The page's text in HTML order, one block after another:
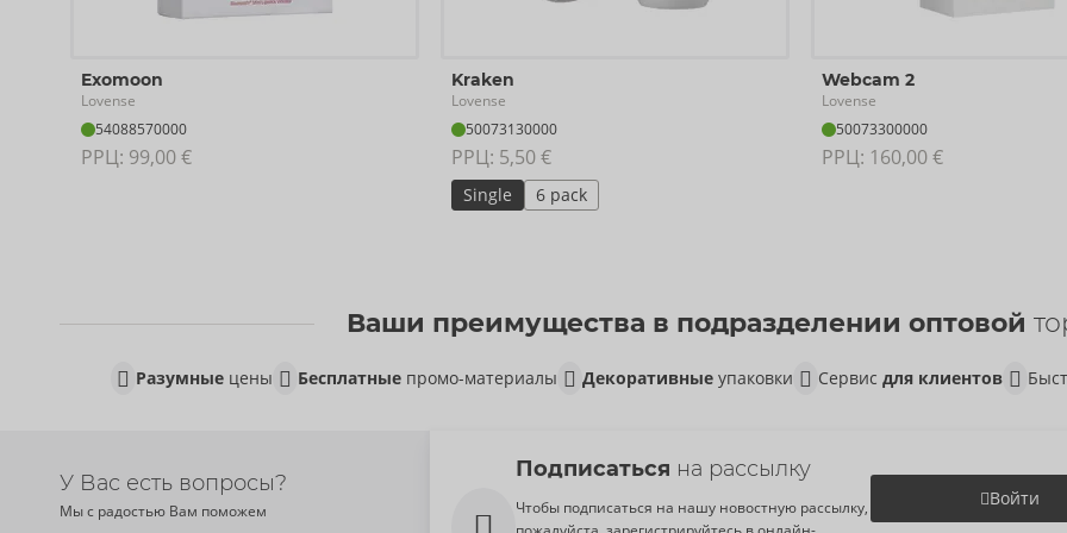
Перезаряжаемый - USB-кабель для зарядки входит в комплект.
Общая длина 23,3 см; длина каждого зажима 5,7 см, Ø 3,6 см.
Кабели длиной по 10,5 см, пульт управления длиной 7,1 см.
Exomoon
Lovense
54088570000
РРЦ: 99,00 €
Kraken
Lovense
50073130000
РРЦ: 5,50 €
Single 6 pack
Webcam 2
Lovense
50073300000
РРЦ: 160,00 €
Ваши преимущества в подразделении оптовой
Разумные цены Бесплатные промо-материалы Декоративные упаковки Сервис для клиентов
У Вас есть вопросы?
Мы с радостью Вам поможем
Подписаться на рассылку
Чтобы подписаться на нашу новостную рассылку,
Войти